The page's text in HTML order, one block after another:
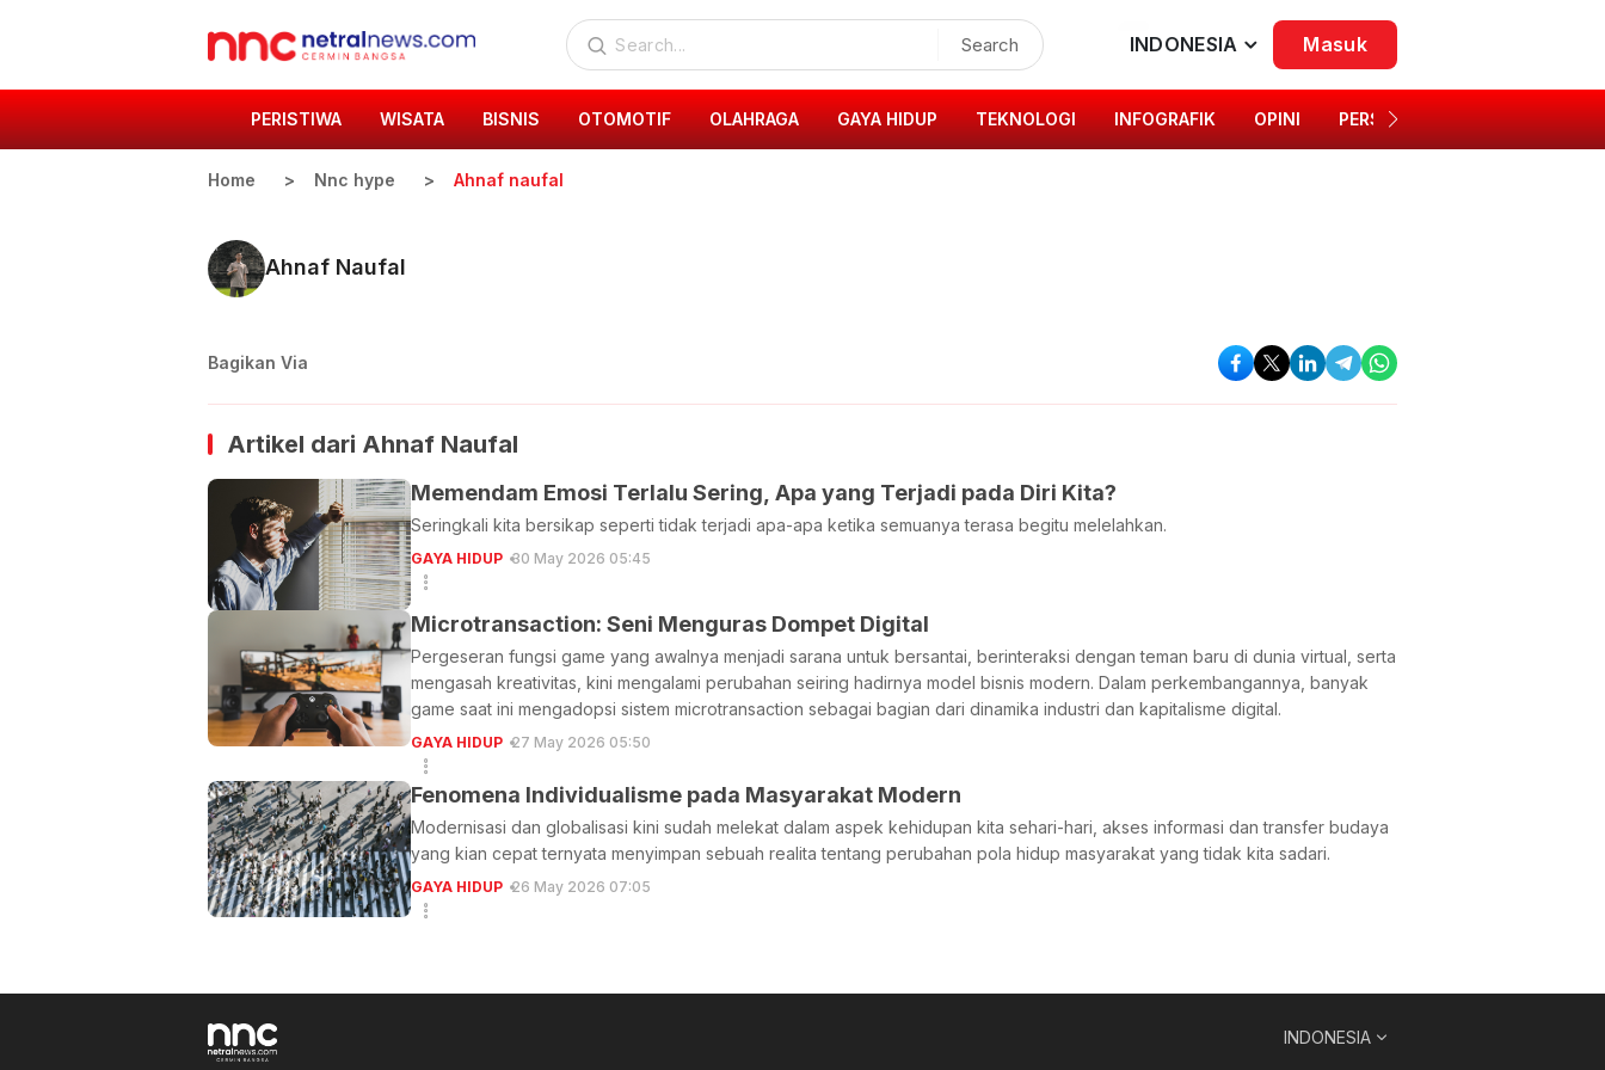
Search INDONESIA Masuk
PERISTIWA WISATA BISNIS OTOMOTIF OLAHRAGA GAYA HIDUP TEKNOLOGI INFOGRAFIK OPINI PERSONA
Home Nnc hype Ahnaf naufal
Ahnaf Naufal
Bagikan Via
Artikel dari Ahnaf Naufal
Memendam Emosi Terlalu Sering, Apa yang Terjadi pada Diri Kita?
Seringkali kita bersikap seperti tidak terjadi apa-apa ketika semuanya terasa begitu melelahkan.
GAYA HIDUP 30 May 2026 05:45
Microtransaction: Seni Menguras Dompet Digital
Pergeseran fungsi game yang awalnya menjadi sarana untuk bersantai, berinteraksi dengan teman baru di dunia virtual, serta
mengasah kreativitas, kini mengalami perubahan seiring hadirnya model bisnis modern. Dalam perkembangannya, banyak
game saat ini mengadopsi sistem microtransaction sebagai bagian dari dinamika industri dan kapitalisme digital.
GAYA HIDUP 27 May 2026 05:50
Fenomena Individualisme pada Masyarakat Modern
Modernisasi dan globalisasi kini sudah melekat dalam aspek kehidupan kita sehari-hari, akses informasi dan transfer budaya
yang kian cepat ternyata menyimpan sebuah realita tentang perubahan pola hidup masyarakat yang tidak kita sadari.
GAYA HIDUP 26 May 2026 07:05
INDONESIA